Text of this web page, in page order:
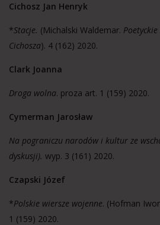
Cichosz Jan Henryk
*Stacje. (Michalski Waldemar.
Cichosza). 4 (162) 2020.
Clark Joanna
Droga wolna. proza art. 1 (159) 2020.
Cymerman Jarosław
Na pograniczu narodów i kultur ze
dyskusji). wyp. 3 (161) 2020.
Czapski Józef
*Polskie wiersze wojenne. (Hofman
1 (159) 2020.